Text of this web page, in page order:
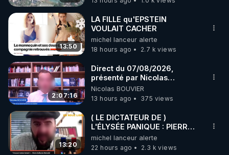
ukrainienne
13:50
LA FILLE qu'EPSTEIN
VOULAIT CACHER
michel lanceur alerte
18 hours ago
2.7 k views
2:07:16
Direct du 07/08/2026,
présenté par Nicolas
BOUVIER
Nicolas BOUVIER
13 hours ago
375 views
13:20
( LE DICTATEUR DE )
L'ÉLYSÉE PANIQUE : PIERRE
GUILLAUME MERCADAL
BALANCE TOUT
michel lanceur alerte
22 hours ago
2.3 k views